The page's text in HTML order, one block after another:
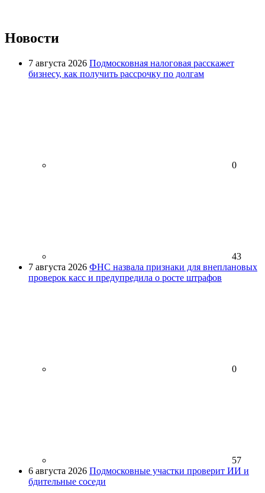
Новости
7 августа 2026 Подмосковная налоговая расскажет
бизнесу, как получить рассрочку по долгам
0
43
7 августа 2026 ФНС назвала признаки для внеплановых
проверок касс и предупредила о росте штрафов
0
57
6 августа 2026 Подмосковные участки проверит ИИ и
бдительные соседи